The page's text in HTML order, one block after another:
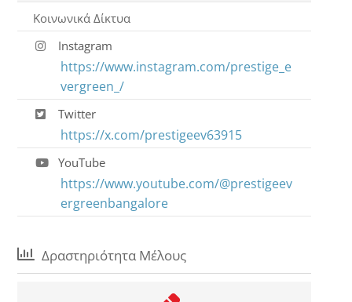
Κοινωνικά Δίκτυα
Instagram
https://www.instagram.com/prestige_e
vergreen_/
Twitter
https://x.com/prestigeev63915
YouTube
https://www.youtube.com/@prestigeev
ergreenbangalore
Δραστηριότητα Μέλους